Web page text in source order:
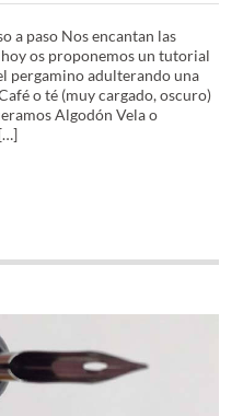
a paso Nos encantan las
os proponemos un tutorial
pergamino adulterando una
o té (muy cargado, oscuro)
Algodón Vela o